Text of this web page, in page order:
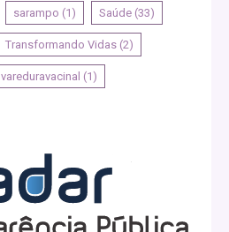
sarampo (1) Saúde (33)
Transformando Vidas (2)
vareduravacinal (1)